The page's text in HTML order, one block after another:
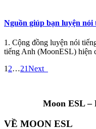
Nguồn giúp bạn luyện nói
1. Cộng đồng luyện nói
tiếng Anh (MoonESL) hiện
1 2…21Next
Moon ESL –
VỀ MOON ESL